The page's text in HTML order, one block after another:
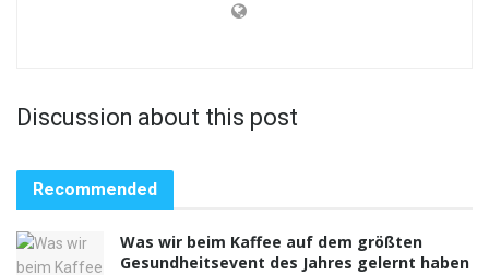
Discussion about this post
Recommended
Was wir beim Kaffee auf dem größten
Gesundheitsevent des Jahres gelernt haben